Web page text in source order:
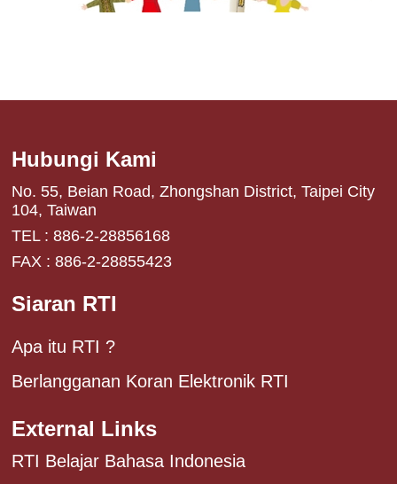
Hubungi Kami
No. 55, Beian Road, Zhongshan District, Taipei City
104, Taiwan
TEL : 886-2-28856168
FAX : 886-2-28855423
Siaran RTI
Apa itu RTI ?
Berlangganan Koran Elektronik RTI
External Links
RTI Belajar Bahasa Indonesia